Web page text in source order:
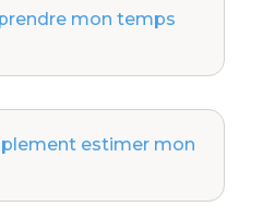
mon temps
estimer mon